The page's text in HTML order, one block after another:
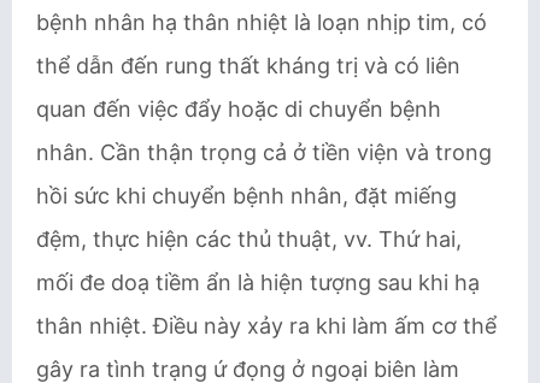
bệnh nhân hạ thân nhiệt là loạn nhịp tim, có
thể dẫn đến rung thất kháng trị và có liên
quan đến việc đẩy hoặc di chuyển bệnh
nhân. Cần thận trọng cả ở tiền viện và trong
hồi sức khi chuyển bệnh nhân, đặt miếng
đệm, thực hiện các thủ thuật, vv. Thứ hai,
mối đe doạ tiềm ẩn là hiện tượng sau khi hạ
thân nhiệt. Điều này xảy ra khi làm ấm cơ thể
gây ra tình trạng ứ đọng ở ngoại biên làm